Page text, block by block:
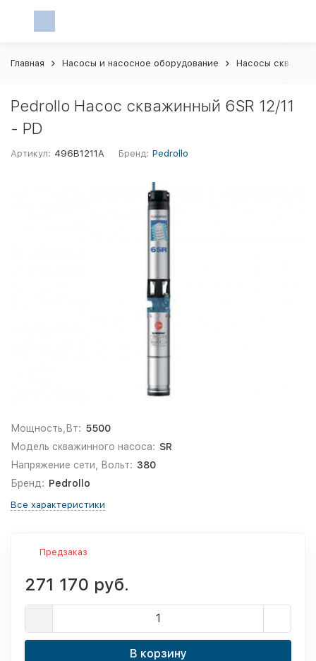
Главная Насосы и насосное оборудование Насосы
Pedrollo Насос скважинный 6SR 12/11
- PD
Артикул: 496B1211A Бренд: Pedrollo
Мощность,Вт: 5500
Модель скважинного насоса: SR
Напряжение сети, Вольт: 380
Бренд: Pedrollo
Все характеристики
Предзаказ
271 170 руб.
В корзину